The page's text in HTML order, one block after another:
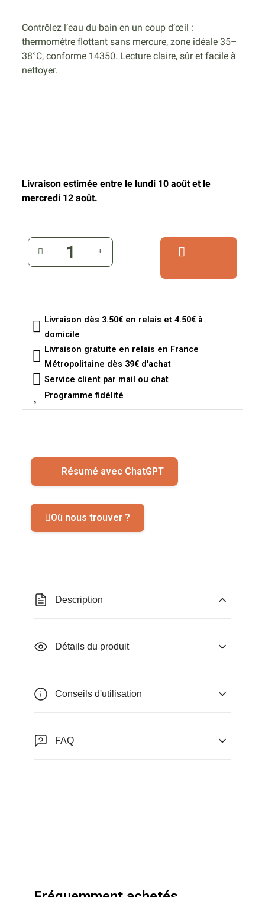
Contrôlez l’eau du bain en un coup d’œil :
thermomètre flottant sans mercure, zone idéale 35–
38°C, conforme 14350. Lecture claire, sûr et facile à
nettoyer.
Livraison estimée entre le lundi 10 août et le
mercredi 12 août.
Livraison dès 3.50€ en relais et 4.50€ à
domicile
Livraison gratuite en relais en France
Métropolitaine dès 39€ d'achat
Service client par mail ou chat
Programme fidélité
Résumé avec ChatGPT
Où nous trouver ?
Description
Détails du produit
Conseils d'utilisation
FAQ